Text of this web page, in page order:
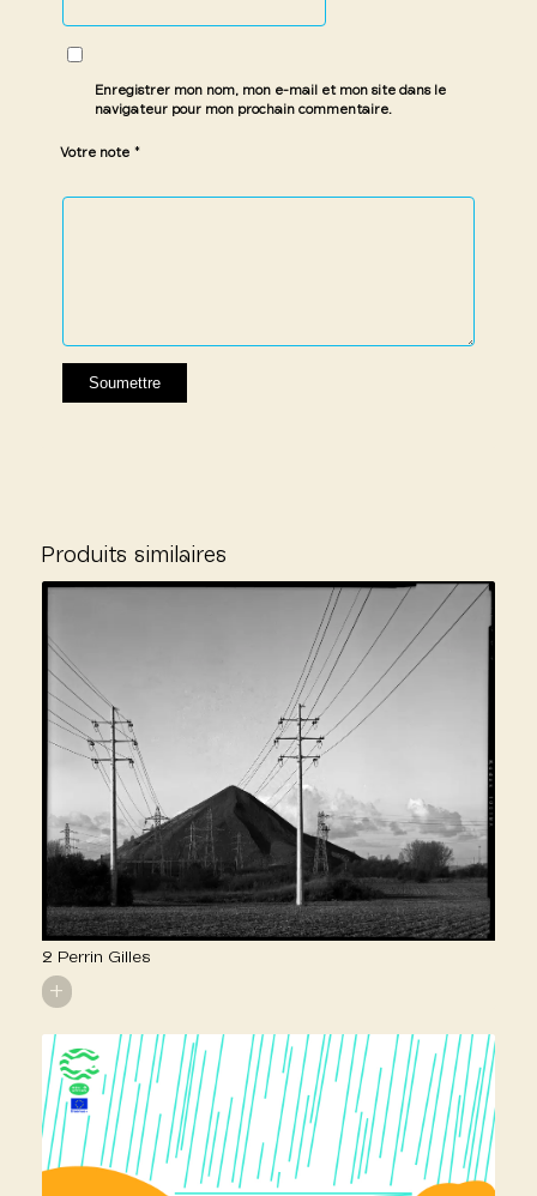
Enregistrer mon nom, mon e-mail et mon site dans le
navigateur pour mon prochain commentaire.
Votre note *
1 étoile
2 étoiles
3 étoiles
4 étoiles
5 étoiles
Produits similaires
2 Perrin Gilles
+